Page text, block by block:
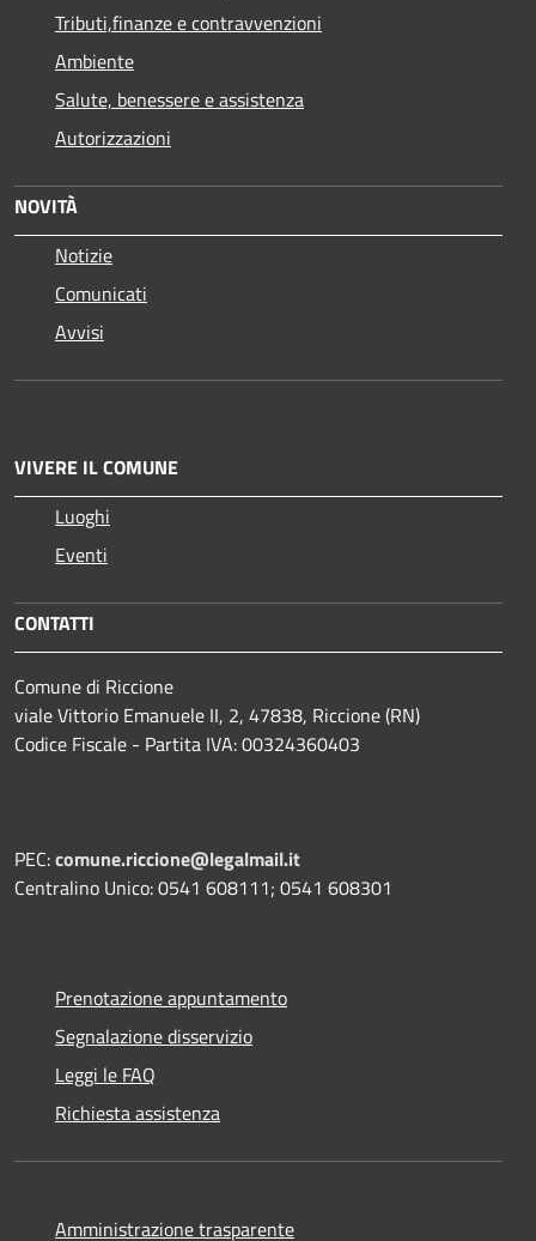
Tributi,finanze e contravvenzioni
Ambiente
Salute, benessere e assistenza
Autorizzazioni
NOVITÀ
Notizie
Comunicati
Avvisi
VIVERE IL COMUNE
Luoghi
Eventi
CONTATTI
Comune di Riccione
viale Vittorio Emanuele II, 2, 47838, Riccione (RN)
Codice Fiscale - Partita IVA: 00324360403
PEC:comune.riccione@legalmail.it
Centralino Unico: 0541 608111; 0541 608301
Prenotazione appuntamento
Segnalazione disservizio
Leggi le FAQ
Richiesta assistenza
Amministrazione trasparente